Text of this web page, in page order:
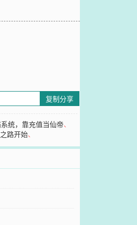
复制分享
统，靠充值当仙帝、
路开始、